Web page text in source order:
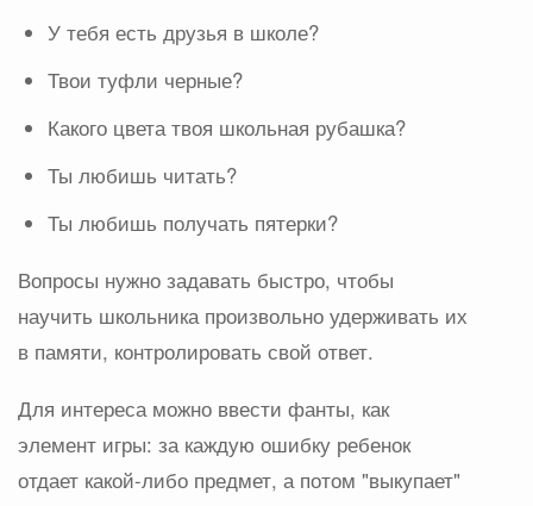
У тебя есть друзья в школе?
Твои туфли черные?
Какого цвета твоя школьная рубашка?
Ты любишь читать?
Ты любишь получать пятерки?
Вопросы нужно задавать быстро, чтобы
научить школьника произвольно удерживать их
в памяти, контролировать свой ответ.
Для интереса можно ввести фанты, как
элемент игры: за каждую ошибку ребенок
отдает какой-либо предмет, а потом "выкупает"